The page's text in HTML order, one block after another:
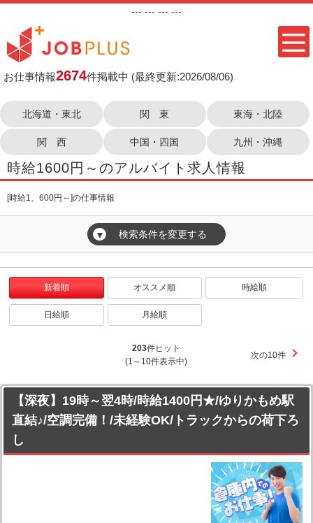
--- --- --- ---
お仕事情報2674件掲載中 (最終更新:2026/08/06)
北海道・東北 関 東 東海・北陸
関 西 中国・四国 九州・沖縄
時給1600円～のアルバイト求人情報
[時給1、600円～]の仕事情報
▼ 検索条件を変更する
新着順 オススメ順 時給順
日給順 月給順
203件ヒット
(1～10件表示中)
次の10件
【深夜】19時～翌4時/時給1400円★/ゆりかもめ駅
直結♪/空調完備！/未経験OK/トラックからの荷下ろ
し